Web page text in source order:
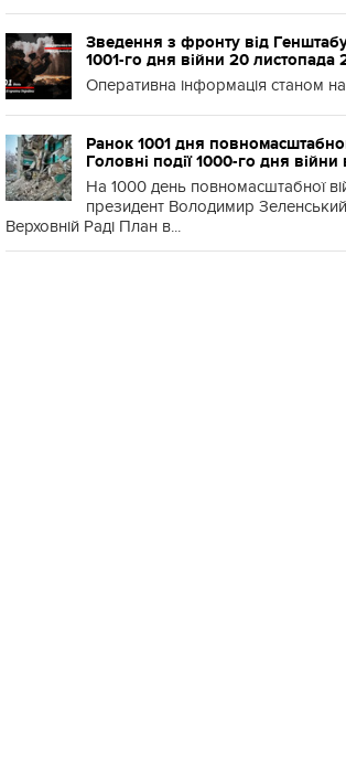
Зведення з фронту від
1001-го дня війни 20 листопада
Оперативна інформація станом
Ранок 1001 дня
Головні події 1000-го дня війни
На 1000 день повномасштабної
президент Володимир
Верховній Раді План в...